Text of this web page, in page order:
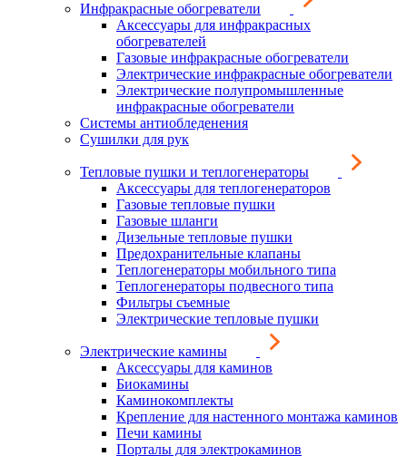
Инфракрасные обогреватели
Аксессуары для инфракрасных
обогревателей
Газовые инфракрасные обогреватели
Электрические инфракрасные обогреватели
Электрические полупромышленные
инфракрасные обогреватели
Системы антиобледенения
Сушилки для рук
Тепловые пушки и теплогенераторы
Аксессуары для теплогенераторов
Газовые тепловые пушки
Газовые шланги
Дизельные тепловые пушки
Предохранительные клапаны
Теплогенераторы мобильного типа
Теплогенераторы подвесного типа
Фильтры съемные
Электрические тепловые пушки
Электрические камины
Аксессуары для каминов
Биокамины
Каминокомплекты
Крепление для настенного монтажа каминов
Печи камины
Порталы для электрокаминов